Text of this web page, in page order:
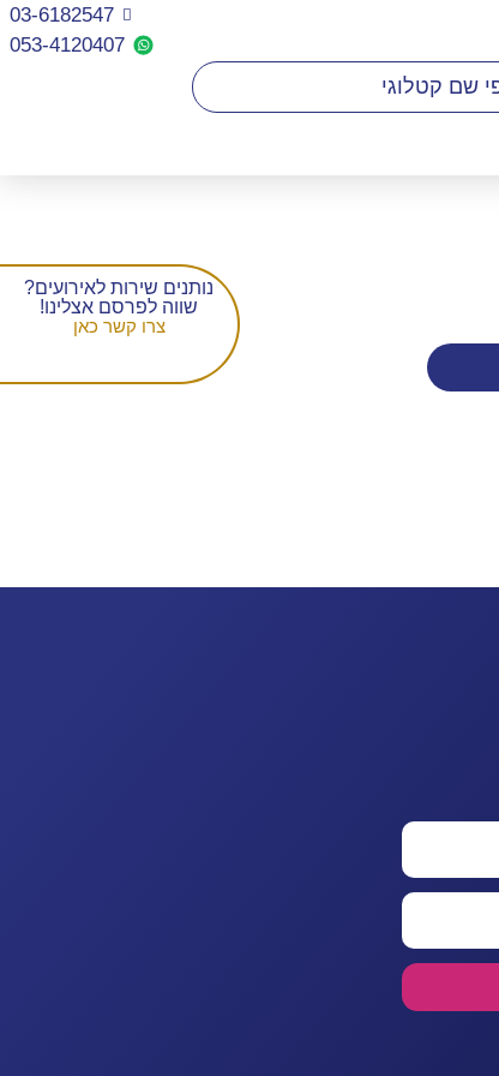
03-6182547
053-4120407​
נותנים שירות לאירועים?
שווה לפרסם אצלינו!
צרו קשר כאן